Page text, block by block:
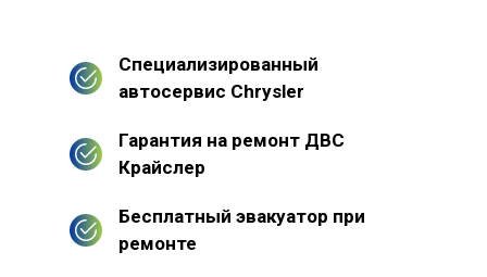
Специализированный
автосервис Chrysler
Гарантия на ремонт ДВС
Крайслер
Бесплатный эвакуатор при
ремонте